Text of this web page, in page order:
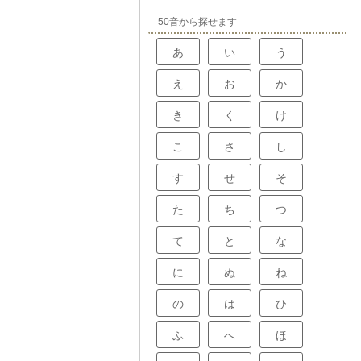
50音から探せます
あ い う
え お か
き く け
こ さ し
す せ そ
た ち つ
て と な
に ぬ ね
の は ひ
ふ へ ほ